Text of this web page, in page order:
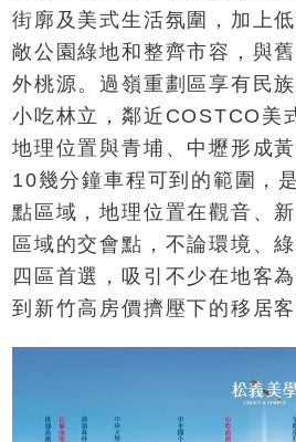
街廓及美式生活氛圍，加上
敞公園綠地和整齊市容，與
外桃源。過嶺重劃區享有民
小吃林立，鄰近COSTCO美
地理位置與青埔、中壢形成
10幾分鐘車程可到的範圍，
點區域，地理位置在觀音、
區域的交會點，不論環境、
四區首選，吸引不少在地客
到新竹高房價擠壓下的移居客